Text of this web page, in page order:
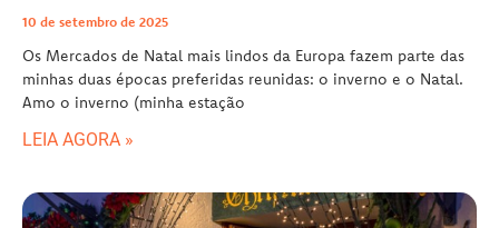
10 de setembro de 2025
Os Mercados de Natal mais lindos da Europa fazem parte das
minhas duas épocas preferidas reunidas: o inverno e o Natal.
Amo o inverno (minha estação
LEIA AGORA »